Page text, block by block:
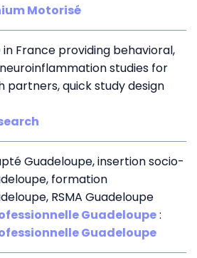
Motorisé
in France providing behavioral,
studies for
partners, quick study design
Guadeloupe, insertion socio-
formation
RSMA Guadeloupe
Guadeloupe:
Guadeloupe